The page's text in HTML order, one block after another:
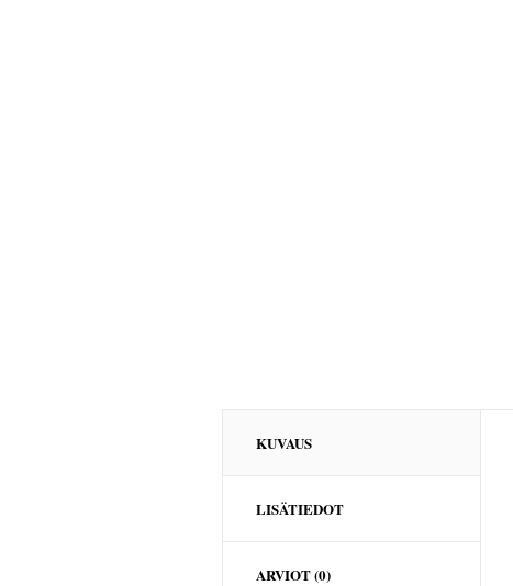
KUVAUS
LISÄTIEDOT
ARVIOT (0)